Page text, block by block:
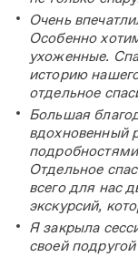
Очень
Особенно
ухоженные.
историю
отдельное
Большая
вдохновенный
Отдельное
всего для нас
экскурсий,
Я закрыла
своей